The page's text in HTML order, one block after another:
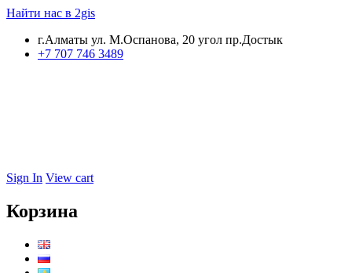
Найти нас в 2gis
г.Алматы ул. М.Оспанова, 20 угол пр.Достык
+7 707 746 3489
Sign In View cart
Корзина